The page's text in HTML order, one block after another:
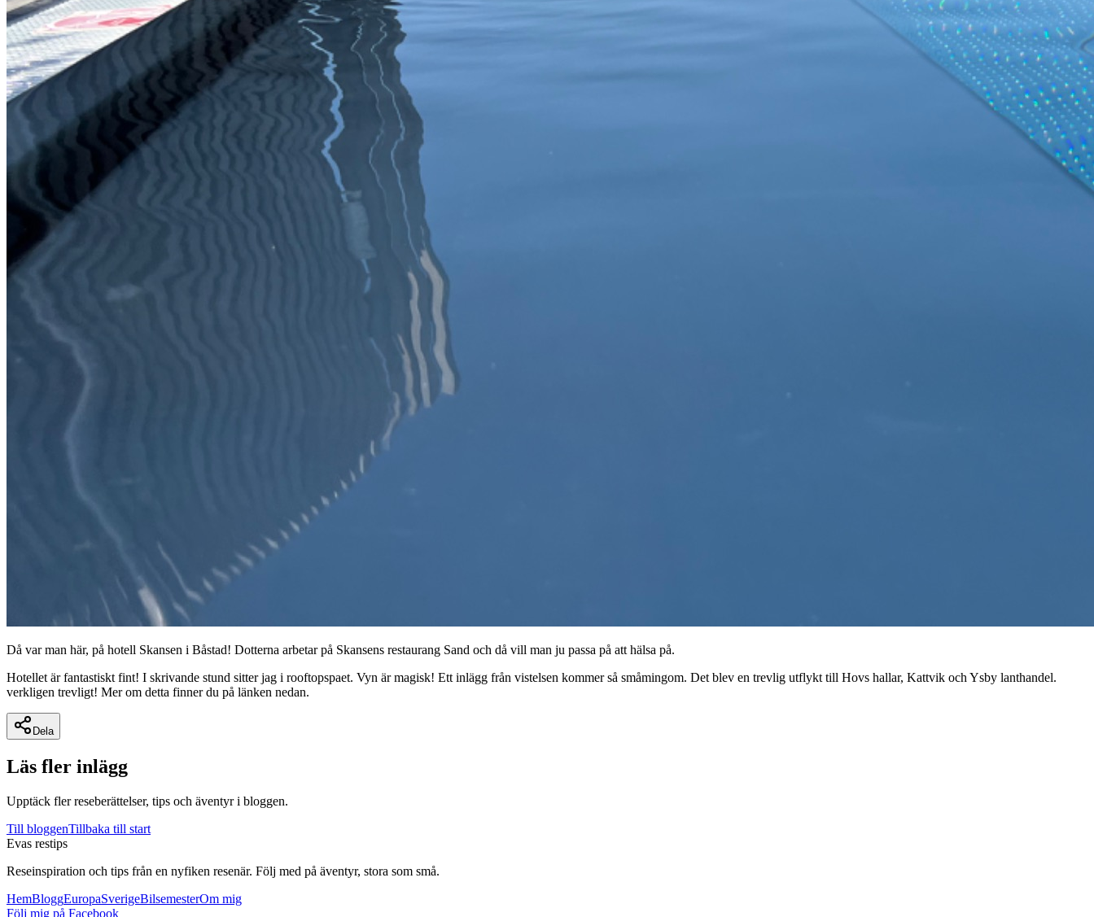
Då var man här, på hotell Skansen i Båstad! Dotterna arbetar på Skansens restaurang Sand och då vill man ju passa på att hälsa på.
Hotellet är fantastiskt fint! I skrivande stund sitter jag i rooftopspaet. Vyn är magisk! Ett inlägg från vistelsen kommer så småmingom. Det blev en trevlig utflykt till Hovs hallar, Kattvik och Ysby lanthandel.
verkligen trevligt! Mer om detta finner du på länken nedan.
Dela
Läs fler inlägg
Upptäck fler reseberättelser, tips och äventyr i bloggen.
Till bloggenTillbaka till start
Evas restips
Reseinspiration och tips från en nyfiken resenär. Följ med på äventyr, stora som små.
HemBloggEuropaSverigeBilsemesterOm mig
Följ mig på Facebook